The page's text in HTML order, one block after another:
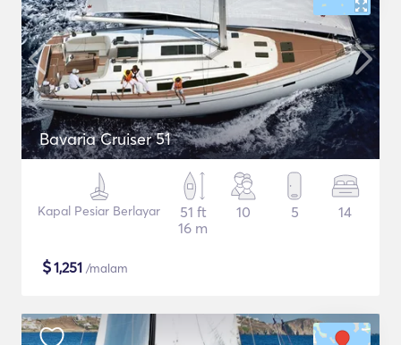
Bavaria Cruiser 51
Kapal Pesiar Berlayar
51 ft
16 m
10 5 14
$1,251 /malam